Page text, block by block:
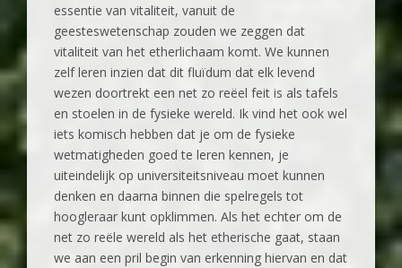
essentie van vitaliteit, vanuit de
geesteswetenschap zouden we zeggen dat
vitaliteit van het etherlichaam komt. We kunnen
zelf leren inzien dat dit fluïdum dat elk levend
wezen doortrekt een net zo reëel feit is als tafels
en stoelen in de fysieke wereld. Ik vind het ook wel
iets komisch hebben dat je om de fysieke
wetmatigheden goed te leren kennen, je
uiteindelijk op universiteitsniveau moet kunnen
denken en daarna binnen die spelregels tot
hoogleraar kunt opklimmen. Als het echter om de
net zo reële wereld als het etherische gaat, staan
we aan een pril begin van erkenning hiervan en dat